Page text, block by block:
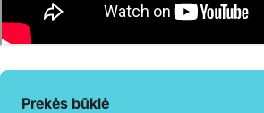
Prekės būklė